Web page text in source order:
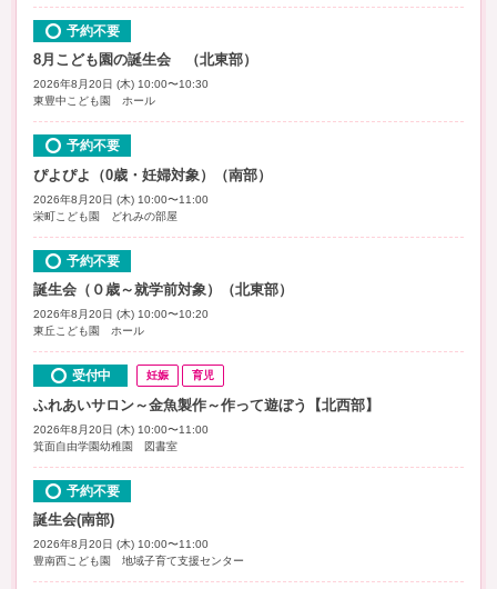
予約不要
8月こども園の誕生会 （北東部）
2026年8月20日 (木) 10:00〜10:30
東豊中こども園 ホール
予約不要
ぴよぴよ（0歳・妊婦対象）（南部）
2026年8月20日 (木) 10:00〜11:00
栄町こども園 どれみの部屋
予約不要
誕生会（０歳～就学前対象）（北東部）
2026年8月20日 (木) 10:00〜10:20
東丘こども園 ホール
受付中 妊娠 育児
ふれあいサロン～金魚製作～作って遊ぼう【北西部】
2026年8月20日 (木) 10:00〜11:00
箕面自由学園幼稚園 図書室
予約不要
誕生会(南部)
2026年8月20日 (木) 10:00〜11:00
豊南西こども園 地域子育て支援センター